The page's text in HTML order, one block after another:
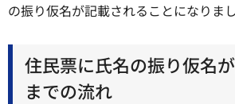
の振り仮名が記載されることになりまし
住民票に氏名の振り仮名
までの流れ